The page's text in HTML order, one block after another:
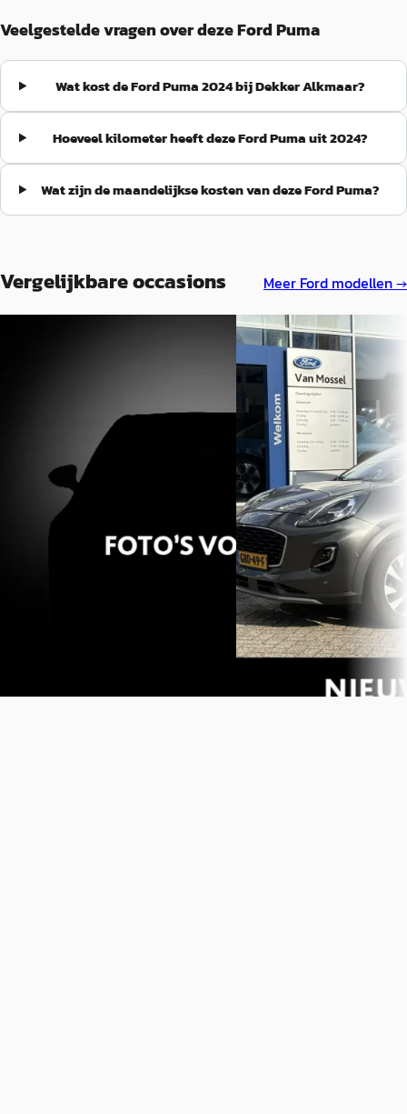
Veelgestelde vragen over deze Ford Puma
Wat kost de Ford Puma 2024 bij Dekker Alkmaar?
Hoeveel kilometer heeft deze Ford Puma uit 2024?
Wat zijn de maandelijkse kosten van deze Ford Puma?
Vergelijkbare occasions Meer Ford modellen →
v.a. € 529/mnd
Marktconform
2025 · 18.254 km · Benzine ·
Handgeschakeld
B
Ford Puma·2024
1.0 EcoBoost Hybrid
€ 21.845
v.a. € 463/mnd
Scherp geprijsd
2024 · 19.647 km · Benzine
Handgeschakeld
Van Mossel Ford Den
Hertogenbosch
4,0 301)
Bekijk aanbieding →